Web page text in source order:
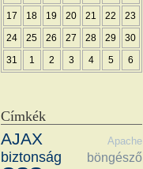
17 18 19 20 21 22 23
24 25 26 27 28 29 30
31 1 2 3 4 5 6
Címkék
AJAX Apache
biztonság böngésző